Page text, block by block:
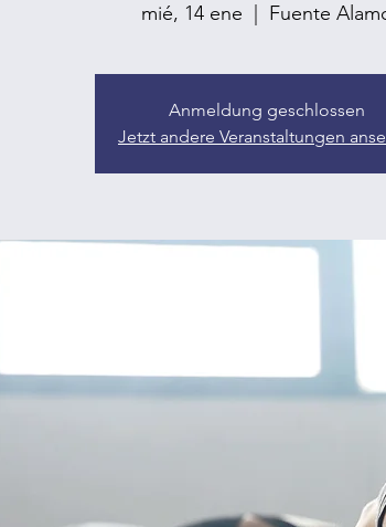
mié, 14 ene Fuente
Anmeldung geschlossen
Jetzt andere Veranstaltungen